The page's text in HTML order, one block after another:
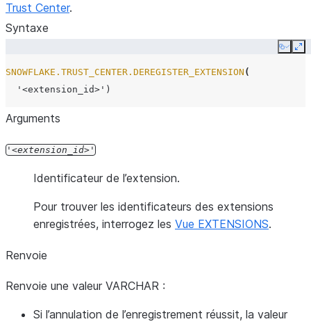
Trust Center.
Syntaxe
Copy
SNOWFLAKE.TRUST_CENTER.DEREGISTER_EXTENSION (
'<extension_id>' )
Arguments
' extension_id '
Identificateur de l’extension.
Pour trouver les identificateurs des extensions
enregistrées, interrogez les Vue EXTENSIONS.
Renvoie
Renvoie une valeur VARCHAR :
Si l’annulation de l’enregistrement réussit, la valeur